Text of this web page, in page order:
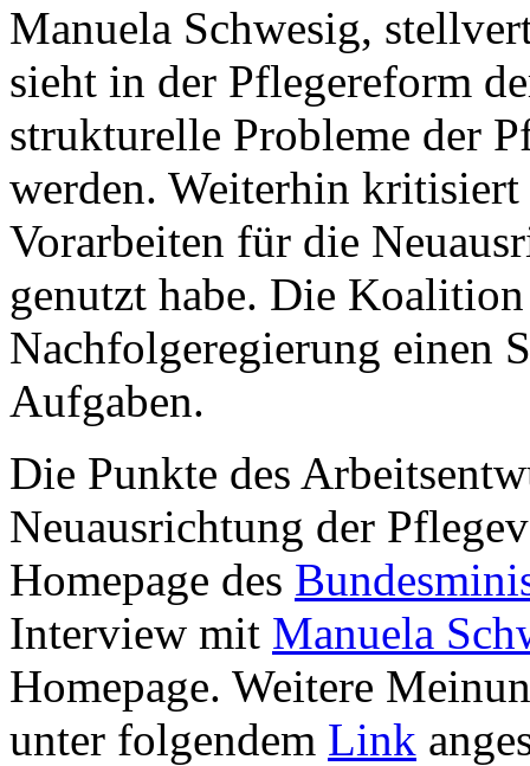
Manuela Schwesig,
sieht in der Pflegereform
strukturelle Probleme der
werden. Weiterhin kritisiert
Vorarbeiten für die
genutzt habe. Die Koalition
Nachfolgeregierung einen
Aufgaben.
Die Punkte des
Neuausrichtung der
Homepage des
Interview mit Manuela
Homepage. Weitere
unter folgendem Link